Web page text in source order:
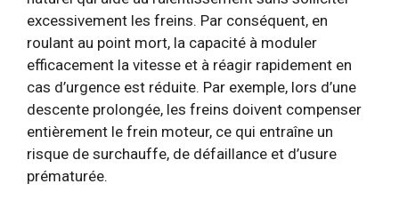
excessivement les freins. Par conséquent, en
roulant au point mort, la capacité à moduler
efficacement la vitesse et à réagir rapidement en
cas d’urgence est réduite. Par exemple, lors d’une
descente prolongée, les freins doivent compenser
entièrement le frein moteur, ce qui entraîne un
risque de surchauffe, de défaillance et d’usure
prématurée.